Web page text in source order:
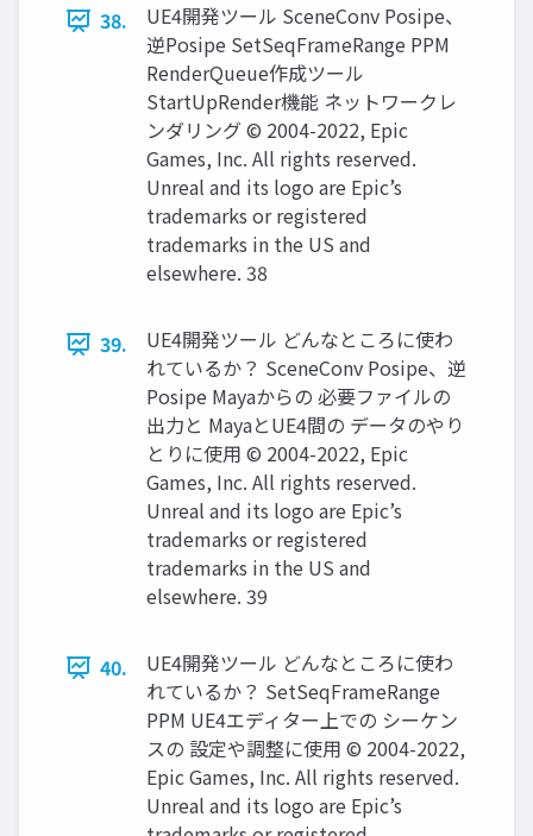
38.
UE4開発ツール SceneConv Posipe、
逆Posipe SetSeqFrameRange PPM
RenderQueue作成ツール
StartUpRender機能 ネットワークレ
ンダリング © 2004-2022, Epic
Games, Inc. All rights reserved.
Unreal and its logo are Epic’s
trademarks or registered
trademarks in the US and
elsewhere. 38
39.
UE4開発ツール どんなところに使わ
れているか？ SceneConv Posipe、逆
Posipe Mayaからの 必要ファイルの
出力と MayaとUE4間の データのやり
とりに使用 © 2004-2022, Epic
Games, Inc. All rights reserved.
Unreal and its logo are Epic’s
trademarks or registered
trademarks in the US and
elsewhere. 39
40.
UE4開発ツール どんなところに使わ
れているか？ SetSeqFrameRange
PPM UE4エディター上での シーケン
スの 設定や調整に使用 © 2004-2022,
Epic Games, Inc. All rights reserved.
Unreal and its logo are Epic’s